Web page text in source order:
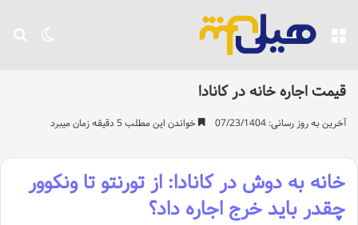
تغییر منو
قیمت اجاره خانه در کانادا
آخرین به روز رسانی: 07/23/1404 خواندن این مطلب 5 دقیقه زمان میبرد
خانه به دوش در کانادا: از تورنتو تا ونکوور
چقدر باید خرج اجاره داد؟